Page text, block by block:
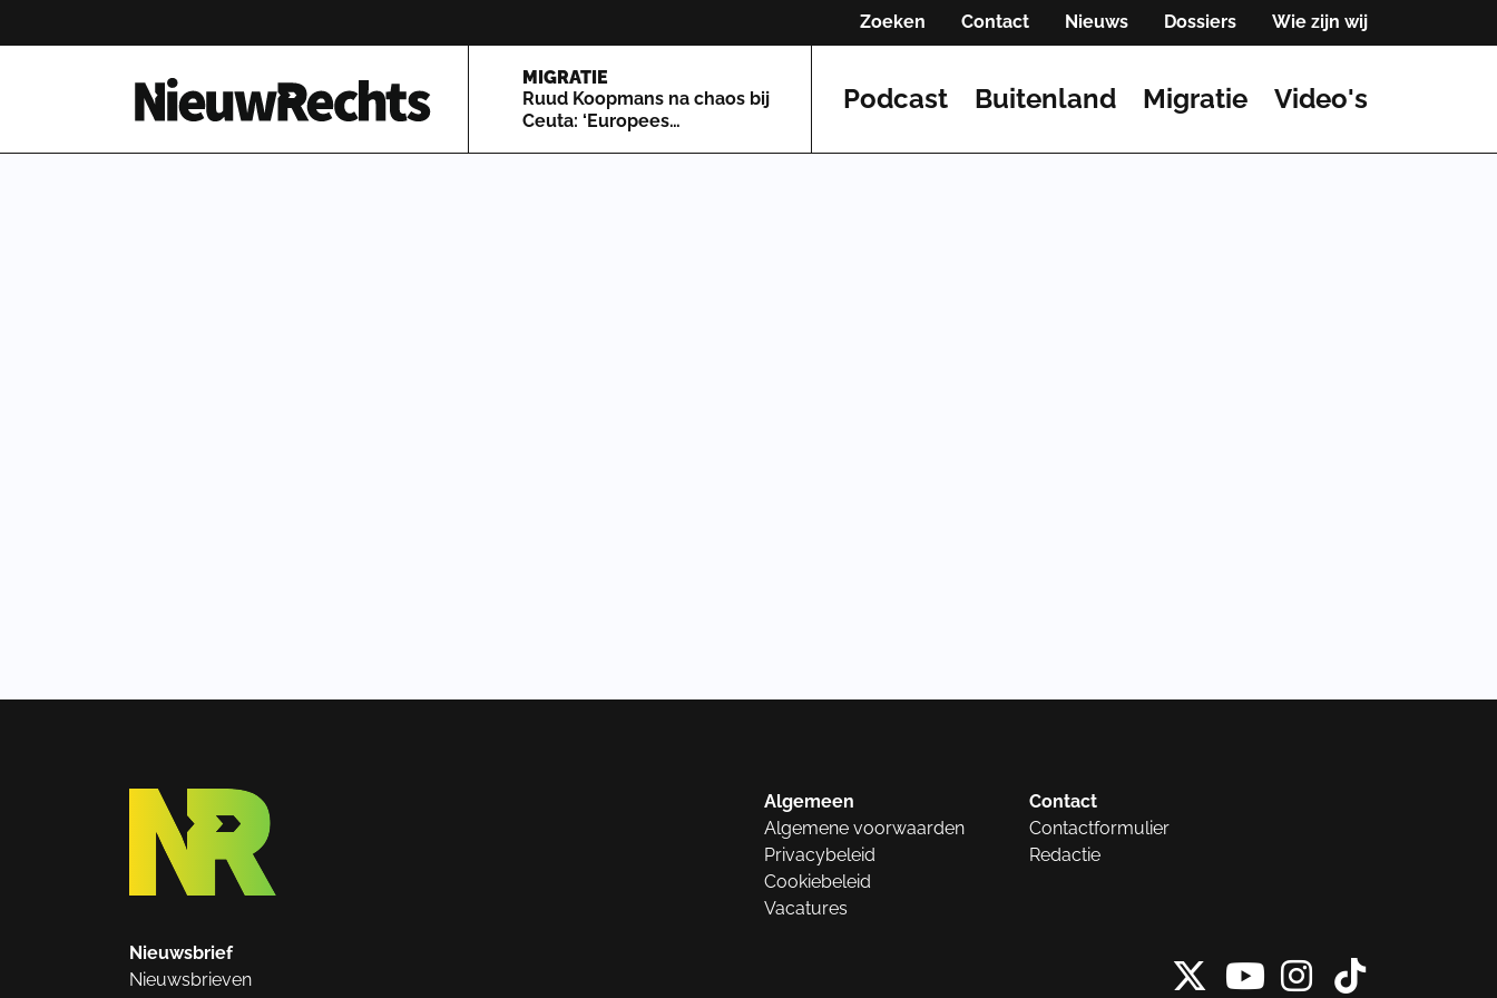
Zoeken Contact Nieuws Dossiers Wie zijn wij
Homepage van NieuwRechts
MIGRATIE
Ruud Koopmans na chaos bij
Ceuta: ‘Europees
Podcast Buitenland Migratie Video's
Algemeen
Algemene voorwaarden
Privacybeleid
Cookiebeleid
Vacatures
Contact
Contactformulier
Redactie
Nieuwsbrief
Nieuwsbrieven
X vanInstagram
Tiktok